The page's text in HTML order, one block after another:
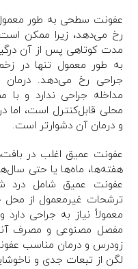
عفونت سطحی به طور
رخ می‌دهد، زیرا ممکن است
مدت کوتاهی پس از آن
به طور معمول تنها در
جراحی رخ می‌دهد. درمان
مداخله جراحی ندارد و
محلی قابل‌کنترل است، اما
و درمان آن دشوارتر است.
عفونت عمیق اغلب در
هفته‌ها، ماه‌ها یا حتی
عفونت عمیق شامل درد
ترشحات غیرمعمول از محل
معمولاً نیاز به جراحی
مفصل مصنوعی و مصرف
زودرس و درمان مناسب
لگن از تبعات جدی و